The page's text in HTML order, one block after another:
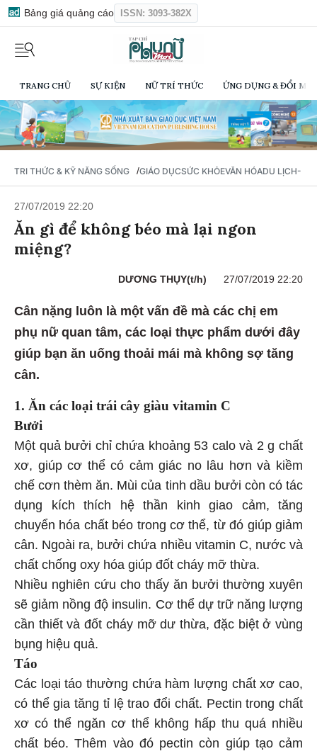
Bảng giá quảng cáo ISSN: 3093-382X
TRANG CHỦ SỰ KIỆN NỮ TRÍ THỨC ỨNG DỤNG & ĐỔI
TRI THỨC & KỸ NĂNG SỐNG /GIÁO DỤCSỨC KHỎEVĂN HÓADU LỊCH-
27/07/2019 22:20
Ăn gì để không béo mà lại ngon
miệng?
DƯƠNG THỤY(t/h) 27/07/2019 22:20
Cân nặng luôn là một vấn đề mà các chị em
phụ nữ quan tâm, các loại thực phẩm dưới đây
giúp bạn ăn uống thoải mái mà không sợ tăng
cân.
1. Ăn các loại trái cây giàu vitamin C
Bưởi
Một quả bưởi chỉ chứa khoảng 53 calo và 2 g chất
xơ, giúp cơ thể có cảm giác no lâu hơn và kiềm
chế cơn thèm ăn. Mùi của tinh dầu bưởi còn có tác
dụng kích thích hệ thần kinh giao cảm, tăng
chuyển hóa chất béo trong cơ thể, từ đó giúp giảm
cân. Ngoài ra, bưởi chứa nhiều vitamin C, nước và
chất chống oxy hóa giúp đốt cháy mỡ thừa.
Nhiều nghiên cứu cho thấy ăn bưởi thường xuyên
sẽ giảm nồng độ insulin. Cơ thể dự trữ năng lượng
cần thiết và đốt cháy mỡ dư thừa, đặc biệt ở vùng
bụng hiệu quả.
Táo
Các loại táo thường chứa hàm lượng chất xơ cao,
có thể gia tăng tỉ lệ trao đổi chất. Pectin trong chất
xơ có thể ngăn cơ thể không hấp thu quá nhiều
chất béo. Thêm vào đó pectin còn giúp tạo cảm